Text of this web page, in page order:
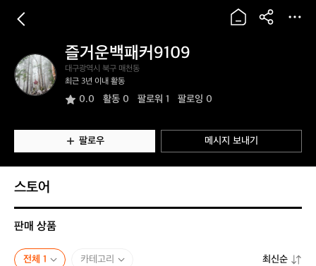
즐
거
운
커
1
0
9
즐거운백패커9109
대구광역시 북구 매천동
최근 3년 이내 활동
0.0 활동 0 팔로워 1 팔로잉 0
팔로우 메시지 보내기
스토어
판매 상품
전체 1 카테고리 최신순